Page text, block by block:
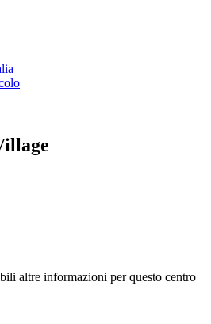
altre informazioni per questo centro